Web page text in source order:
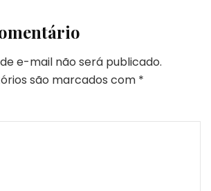
e-mail não será publicado.
são marcados com *